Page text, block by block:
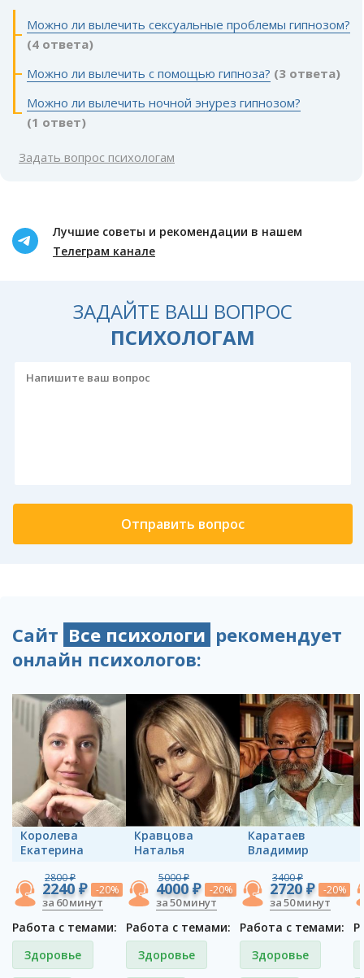
Можно ли вылечить сексуальные проблемы гипнозом?
(4 ответа)
Можно ли вылечить с помощью гипноза? (3 ответа)
Можно ли вылечить ночной энурез гипнозом?
(1 ответ)
Задать вопрос психологам
Лучшие советы и рекомендации в нашем
Телеграм канале
ЗАДАЙТЕ ВАШ ВОПРОС
ПСИХОЛОГАМ
Сайт Все психологи рекомендует
онлайн психологов:
Королева
Екатерина
2800 ₽
2240 ₽ -20%
за 60 минут
Работа с темами:
Здоровье
Кравцова
Наталья
5000 ₽
4000 ₽ -20%
за 50 минут
Работа с темами:
Здоровье
Каратаев
Владимир
3400 ₽
2720 ₽ -20%
за 50 минут
Работа с темами:
Здоровье